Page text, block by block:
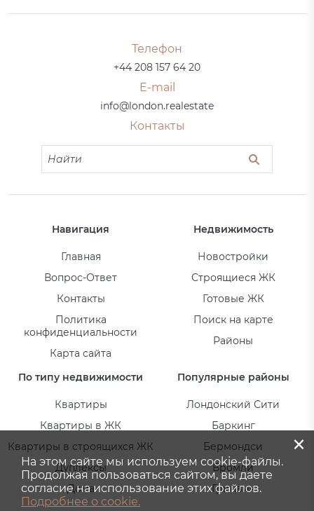
Телефон
+44 208 157 64 20
E-mail
info@london.realestate
Контакты
Навигация
Главная
Вопрос-Ответ
Контакты
Политика
конфиденциальности
Карта сайта
Недвижимость
Новостройки
Строящиеся ЖК
Готовые ЖК
Поиск на карте
Районы
По типу недвижимости
Квартиры
Квартиры в ЖК
Квартиры в строящихся ЖК
Дуплексы
Дома
Популярные районы
Лондонский Сити
Баркинг
Бермондси
Бромли
Гринвич
×
На этом сайте мы используем cookie-файлы.
Продолжая пользоваться сайтом, вы даете
согласие на использование этих файлов.
Подробнее о cookie.